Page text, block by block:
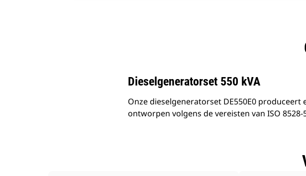
Dieselgeneratorset 550 kVA
Onze dieselgeneratorset DE550E0 produceert
ontworpen volgens de vereisten van ISO